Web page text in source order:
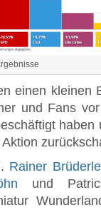
einen kleinen
und Fans
Rainer Brüderle
und